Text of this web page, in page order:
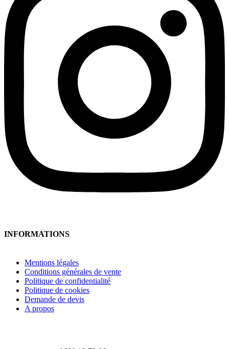
INFORMATIONS
Mentions légales
Conditions générales de vente
Politique de confidentialité
Politique de cookies
Demande de devis
A propos